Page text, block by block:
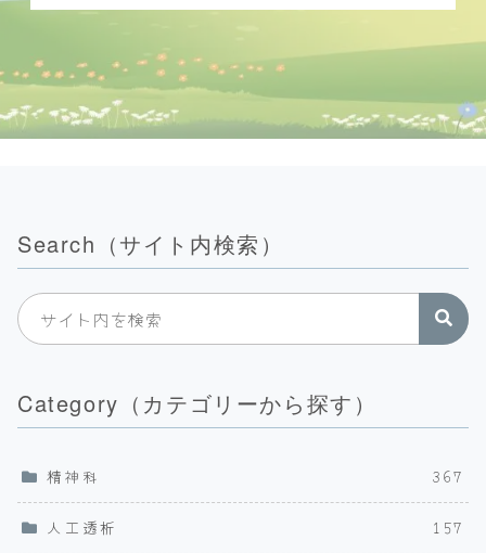
Search（サイト内検索）
Category（カテゴリーから探す）
精神科 367
人工透析 157